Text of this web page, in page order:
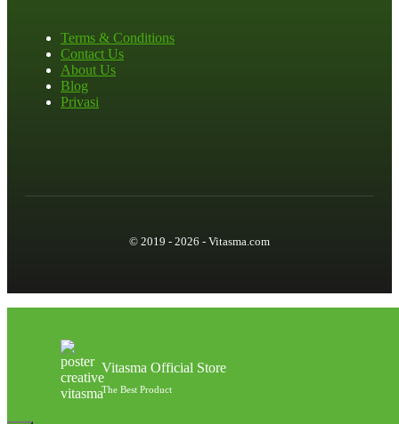
Terms & Conditions
Contact Us
About Us
Blog
Privasi
© 2019 - 2026 - Vitasma.com
Vitasma Official Store
The Best Product